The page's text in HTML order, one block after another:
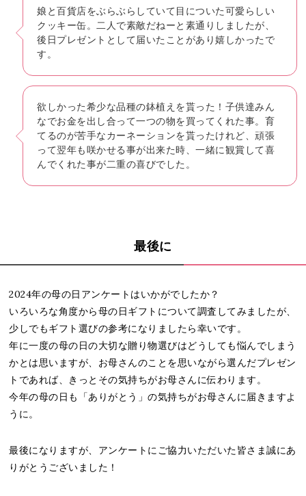
娘と百貨店をぶらぶらしていて目についた可愛らしい
クッキー缶。二人で素敵だねーと素通りしましたが、
後日プレゼントとして届いたことがあり嬉しかったで
す。
欲しかった希少な品種の鉢植えを貰った！子供達みん
なでお金を出し合って一つの物を買ってくれた事。育
てるのが苦手なカーネーションを貰ったけれど、頑張
って翌年も咲かせる事が出来た時、一緒に観賞して喜
んでくれた事が二重の喜びでした。
最後に
2024年の母の日アンケートはいかがでしたか？
いろいろな角度から母の日ギフトについて調査してみましたが、
少しでもギフト選びの参考になりましたら幸いです。
年に一度の母の日の大切な贈り物選びはどうしても悩んでしまう
かとは思いますが、お母さんのことを思いながら選んだプレゼン
トであれば、きっとその気持ちがお母さんに伝わります。
今年の母の日も「ありがとう」の気持ちがお母さんに届きますよ
うに。
最後になりますが、アンケートにご協力いただいた皆さま誠にあ
りがとうございました！